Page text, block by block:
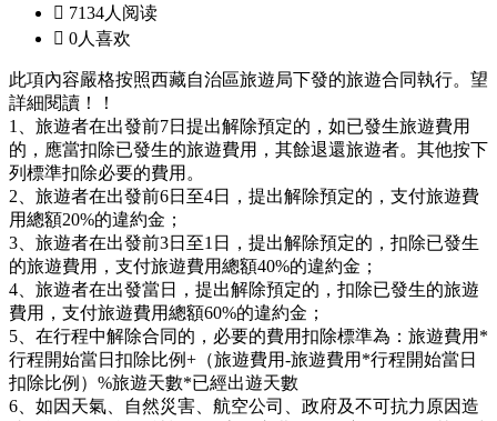
 7134人阅读
 0人喜欢
此項內容嚴格按照西藏自治區旅遊局下發的旅遊合同執行。望
詳細閱讀！！
1、旅遊者在出發前7日提出解除預定的，如已發生旅遊費用
的，應當扣除已發生的旅遊費用，其餘退還旅遊者。其他按下
列標準扣除必要的費用。
2、旅遊者在出發前6日至4日，提出解除預定的，支付旅遊費
用總額20%的違約金；
3、旅遊者在出發前3日至1日，提出解除預定的，扣除已發生
的旅遊費用，支付旅遊費用總額40%的違約金；
4、旅遊者在出發當日，提出解除預定的，扣除已發生的旅遊
費用，支付旅遊費用總額60%的違約金；
5、在行程中解除合同的，必要的費用扣除標準為：旅遊費用*
行程開始當日扣除比例+（旅遊費用-旅遊費用*行程開始當日
扣除比例）%旅遊天數*已經出遊天數
6、如因天氣、自然災害、航空公司、政府及不可抗力原因造